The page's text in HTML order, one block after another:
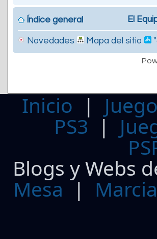
Índice general El
Novedades Mapa del sitio
Inicio |
PS3|
Blogs y Webs
Mesa |